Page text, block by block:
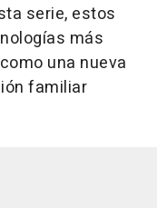
serie, estos
más
una nueva
familiar